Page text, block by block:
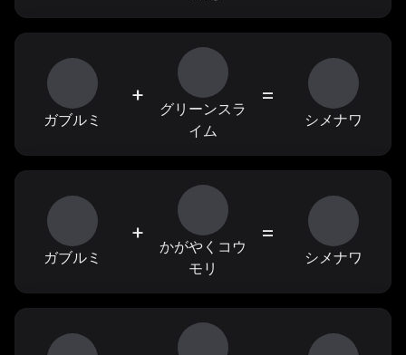
ガブルミ
+
グリーンスラ
イム
=
シメナワ
ガブルミ
+
かがやくコウ
モリ
=
シメナワ